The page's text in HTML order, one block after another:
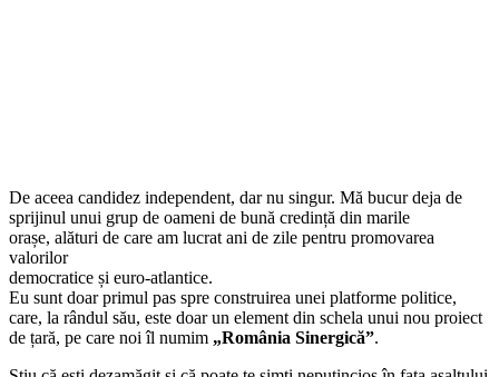
De aceea candidez independent, dar nu singur. Mă bucur deja de
sprijinul unui grup de oameni de bună credință din marile
orașe, alături de care am lucrat ani de zile pentru promovarea
valorilor
democratice și euro-atlantice.
Eu sunt doar primul pas spre construirea unei platforme politice,
care, la rândul său, este doar un element din schela unui nou proiect
de țară, pe care noi îl numim „România Sinergică”.